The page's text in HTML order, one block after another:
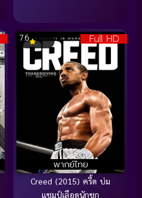
Full HD
พากย์ไทย
7.6
Creed (2015) ครี้ด บ่ม
แชมป์เลือดนักชก